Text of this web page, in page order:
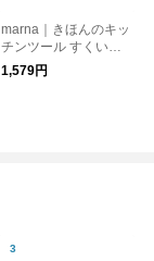
marna｜きほんのキッ
チンツール すくいや
すいお玉 M／マーナ
1,579円